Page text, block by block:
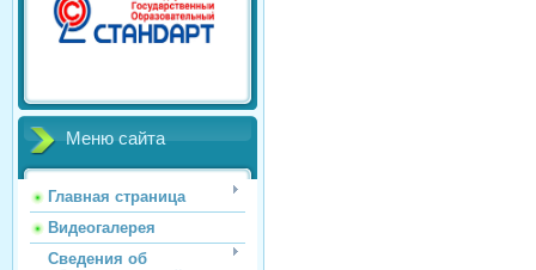
Меню сайта
Главная страница
Видеогалерея
Сведения об